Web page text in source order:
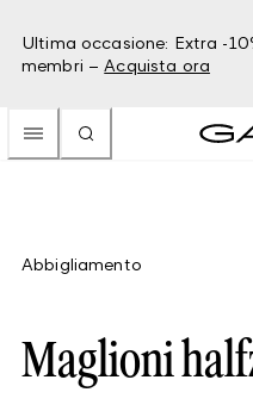
Ultima occasione: Extra -
membri – Acquista ora
Abbigliamento
Maglioni